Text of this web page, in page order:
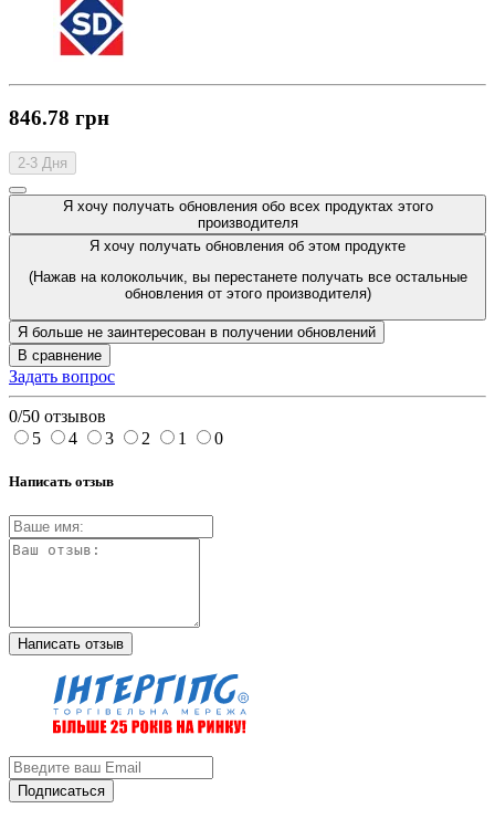
846.78 грн
2-3 Дня
Я хочу получать обновления обо всех продуктах этого
производителя
Я хочу получать обновления об этом продукте
(Нажав на колокольчик, вы перестанете получать все остальные
обновления от этого производителя)
Я больше не заинтересован в получении обновлений
В сравнение
Задать вопрос
0/50 отзывов
5
4 3 2 1 0
Написать отзыв
Написать отзыв
Подписаться